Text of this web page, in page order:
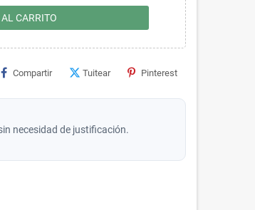
CARRITO
Compartir Tuitear Pinterest
necesidad de justificación.